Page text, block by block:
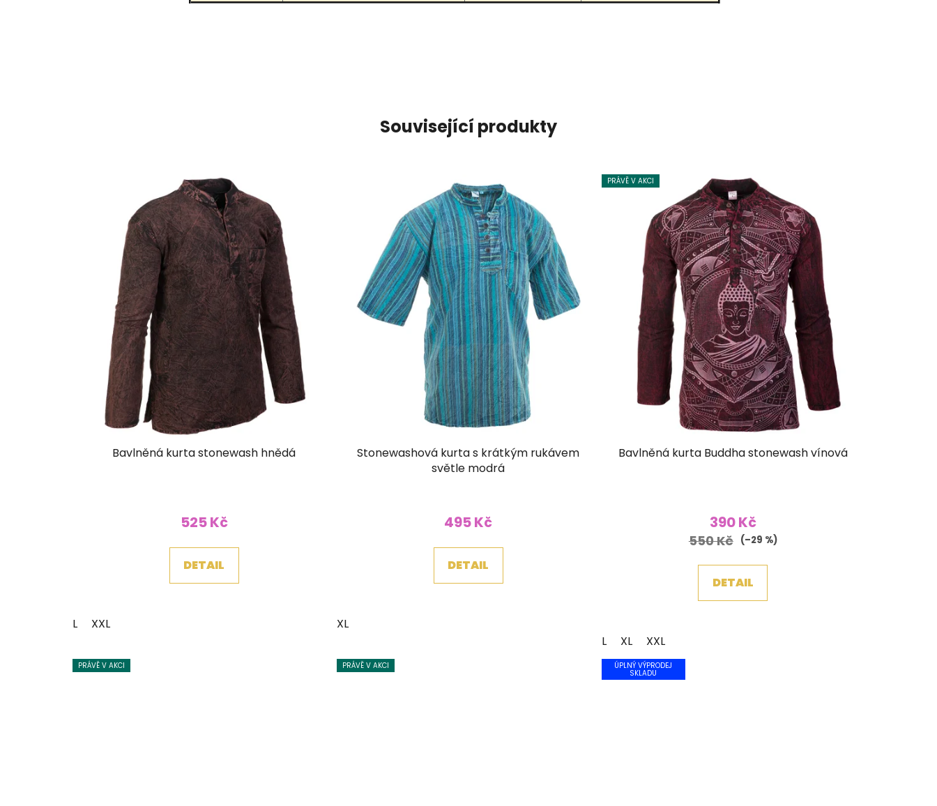
Související produkty
Bavlněná kurta stonewash hnědá
525 Kč
DETAIL
L XXL
Stonewashová kurta s krátkým rukávem
světle modrá
495 Kč
DETAIL
XL
PRÁVĚ V AKCI
Bavlněná kurta Buddha stonewash vínová
390 Kč
550 Kč (–29 %)
DETAIL
L XL XXL
PRÁVĚ V AKCI PRÁVĚ V AKCI ÚPLNÝ VÝPRODEJ
SKLADU